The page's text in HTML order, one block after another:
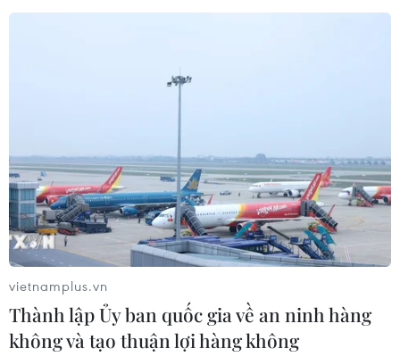
tác Thái Bình Dương 2017
Ngày 8/5, Chương trình Đối tác Thái Bình Dương 2017
vietnamplus.vn
Thành lập Ủy ban quốc gia về an ninh hàng
không và tạo thuận lợi hàng không